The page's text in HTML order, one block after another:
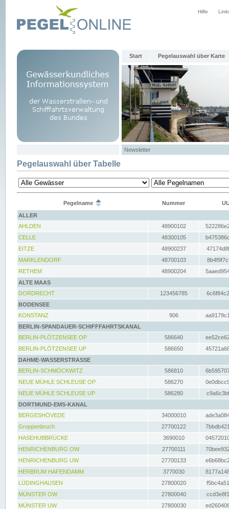
Hilfe
Start Pegelauswahl über Karte
Newsletter
Pegelauswahl über Tabelle
Pegelname Nummer
ALLER
AHLDEN
48900102
CELLE
48300105
EITZE
48900237
MARKLENDORF
48700103
RETHEM
48900204
ALTE MAAS
DORDRECHT
123456785
BODENSEE
KONSTANZ
906
BERLIN-SPANDAUER-SCHIFFFAHRTSKANAL
BERLIN-PLÖTZENSEE OP
586640
BERLIN-PLÖTZENSEE UP
586650
DAHME-WASSERSTRASSE
BERLIN-SCHMÖCKWITZ
586810
NEUE MÜHLE SCHLEUSE OP
586270
NEUE MÜHLE SCHLEUSE UP
586280
DORTMUND-EMS-KANAL
BERGESHÖVEDE
34000010
Groppenbruch
27700122
HASEHUBBRÜCKE
3690010
HENRICHENBURG OW
27700111
HENRICHENBURG UW
27700133
HERBRUM HAFENDAMM
3770030
LÜDINGHAUSEN
27800020
MÜNSTER OW
27800040
MÜNSTER UW
27800030